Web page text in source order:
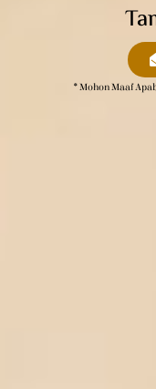
* Mohon Maaf